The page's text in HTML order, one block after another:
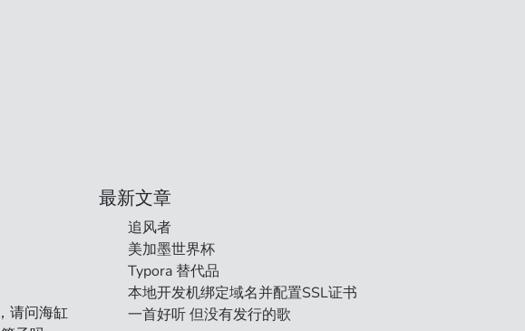
请问海缸
最新文章
追风者
美加墨世界杯
Typora 替代品
本地开发机绑定域名并配置SSL证书
一首好听 但没有发行的歌